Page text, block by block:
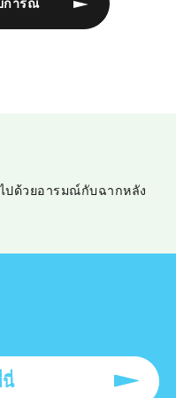
การณ์
ปด้วยอารมณ์กับฉากหลัง
นี่